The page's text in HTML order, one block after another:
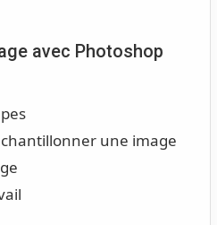
avec Photoshop
une image